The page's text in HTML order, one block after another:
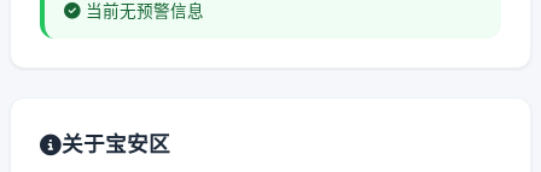
当前无预警信息
关于宝安区